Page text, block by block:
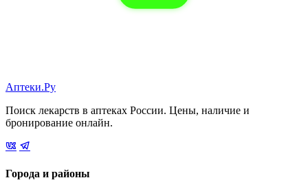
Аптеки.Ру
Поиск лекарств в аптеках России. Цены, наличие и
бронирование онлайн.
Города и районы